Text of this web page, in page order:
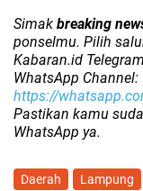
Simak breaking
ponselmu. Pilih
Kabaran.id
WhatsApp Channel:
https://
Pastikan kamu
WhatsApp ya.
Daerah Lampung